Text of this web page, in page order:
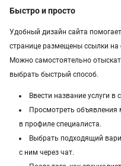
Быстро и просто
Удобный дизайн сайта
странице размещены ссылки
Можно самостоятельно
выбрать быстрый способ.
Ввести название услуги в
Просмотреть объявления
в профиле специалиста.
Выбрать подходящий
с ним через чат.